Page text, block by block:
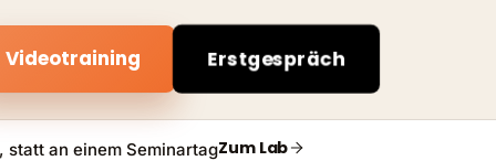
Videotraining Erstgespräch
statt an einem SeminartagZum Lab